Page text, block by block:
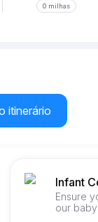
0 milhas
itinerário
Infant
Ensure
our